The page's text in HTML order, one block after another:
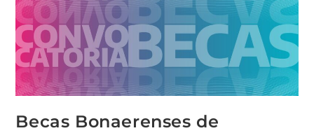
Becas Bonaerenses de